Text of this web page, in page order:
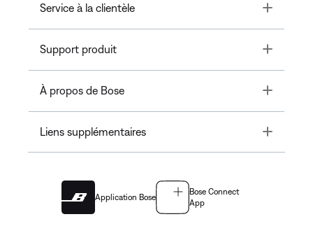
Service à la clientèle Toggle
Support produit Toggle
À propos de Bose Toggle
Liens supplémentaires Toggle
Application Bose
Bose Connect
App